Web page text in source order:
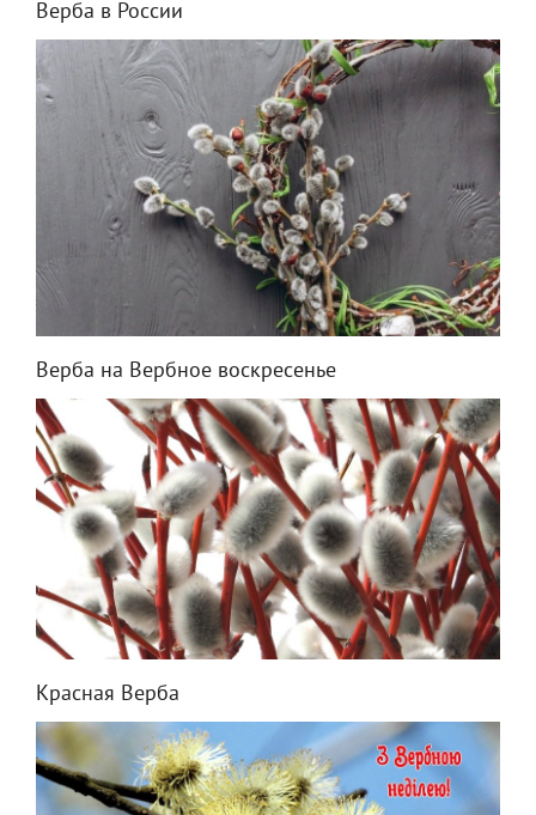
Верба в России
Верба на Вербное воскресенье
Красная Верба